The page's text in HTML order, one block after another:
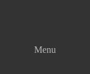
Menu